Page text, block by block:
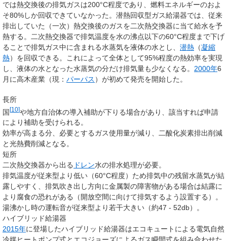
では熱交換後の排気ガスは200°C程度であり、燃料エネルギーのおよ
そ80%しか回収できていなかった。潜熱回収型ガス給湯器では、従来
排出していた（一次）熱交換後のガスを二次熱交換器に当て給水を予
熱する。二次熱交換器で排気温度を水の沸点以下の60°C程度まで下げ
ることで排気ガス中に含まれる水蒸気を液体の水とし、 潜熱 （凝縮
熱）を回収できる。これによって全体として95%程度の熱効率を実現
し、液体の水となった水蒸気の分だけ排気量も少なくなる。 2000年6
月に高木産業（現： パーパス ）が初めて発売を開始した。
長所
国[10]や地方自治体の導入補助が下りる場合があり、該当すれば申請
により補助を受けられる。
効率が高まる分、必要とするガス使用量が減り、二酸化炭素排出削減
と光熱費削減となる。
短所
二次熱交換器から出る ドレン水の排水処理が必要。
排気温度が従来型より低い（60°C程度）ため排気中の残留水蒸気が結
露しやすく、排気吹き出し方向に金属製の障害物がある場合は結露に
より腐食の恐れがある（開放空間に向けて排気するよう設置する）。
湯沸かし時の運転音が従来型より若干大きい（約47 - 52db）。
ハイブリッド給湯器
2015年に登場したハイブリッド給湯器はエコキュートによる電気自然